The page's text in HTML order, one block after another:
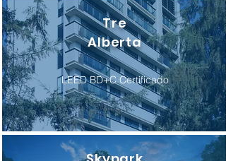
Tre
Alberta
LEED BD+C Certificado